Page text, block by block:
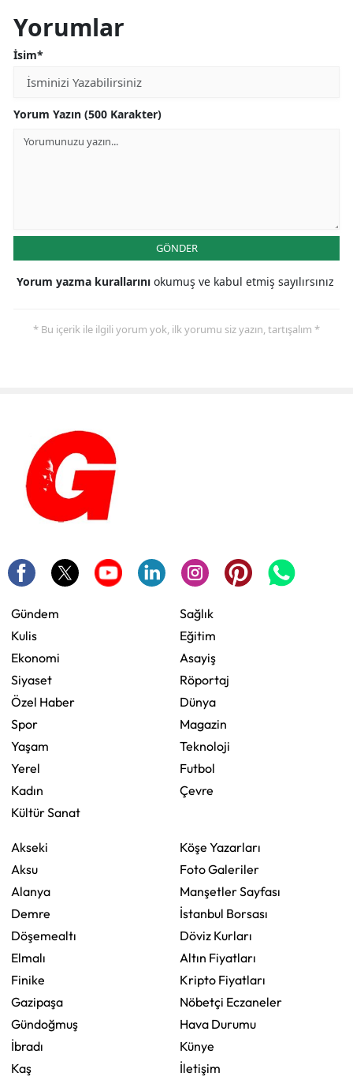
Yorumlar
İsim*
Yorum Yazın (500 Karakter)
GÖNDER
Yorum yazma kurallarını okumuş ve kabul etmiş sayılırsınız
* Bu içerik ile ilgili yorum yok, ilk yorumu siz yazın, tartışalım *
Gündem
Kulis
Ekonomi
Siyaset
Özel Haber
Spor
Yaşam
Yerel
Kadın
Kültür Sanat
Sağlık
Eğitim
Asayiş
Röportaj
Dünya
Magazin
Teknoloji
Futbol
Çevre
Akseki
Aksu
Alanya
Demre
Döşemealtı
Elmalı
Finike
Gazipaşa
Gündoğmuş
İbradı
Kaş
Köşe Yazarları
Foto Galeriler
Manşetler Sayfası
İstanbul Borsası
Döviz Kurları
Altın Fiyatları
Kripto Fiyatları
Nöbetçi Eczaneler
Hava Durumu
Künye
İletişim